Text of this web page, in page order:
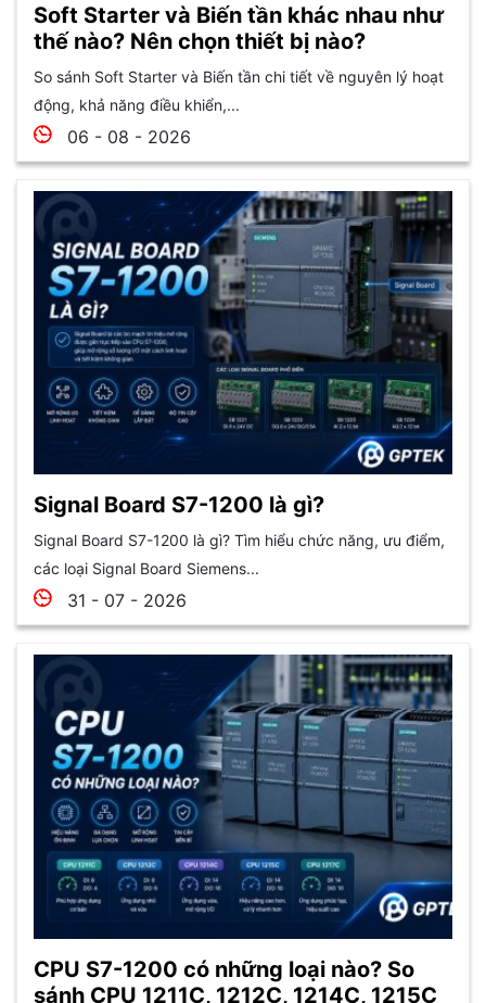
Soft Starter và Biến tần khác nhau như
thế nào? Nên chọn thiết bị nào?
So sánh Soft Starter và Biến tần chi tiết về nguyên lý hoạt
động, khả năng điều khiển,...
06 - 08 - 2026
Signal Board S7-1200 là gì?
Signal Board S7-1200 là gì? Tìm hiểu chức năng, ưu điểm,
các loại Signal Board Siemens...
31 - 07 - 2026
CPU S7-1200 có những loại nào? So
sánh CPU 1211C, 1212C, 1214C, 1215C